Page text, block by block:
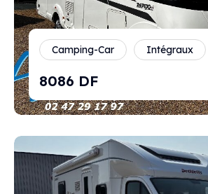
Camping-Car Intégraux
8086 DF